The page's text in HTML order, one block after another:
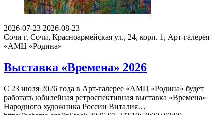
2026-07-23 2026-08-23
Сочи г. Сочи, Красноармейская ул., 24, корп. 1, Арт-галерея
«АМЦ «Родина»
Выставка «Времена» 2026
С 23 июля 2026 года в Арт-галерее «АМЦ «Родина» будет
работать юбилейная ретроспективная выставка «Времена»
Народного художника России Виталия…